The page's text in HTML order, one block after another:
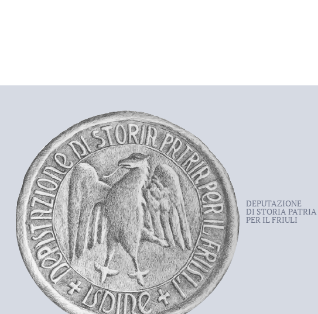
DEPUTAZIONE
DI STORIA PATRIA
PER IL FRIULI